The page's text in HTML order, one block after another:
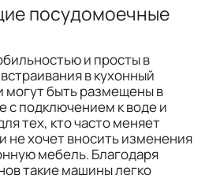
посудомоечные
и просты в
в кухонный
могут быть размещены в
подключением к воде и
тех, кто часто меняет
не хочет вносить изменения
мебель. Благодаря
такие машины легко